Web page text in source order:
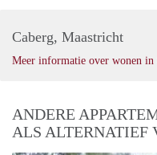
Caberg, Maastricht
Meer informatie over wonen in
ANDERE
ALS ALTERNATIEF